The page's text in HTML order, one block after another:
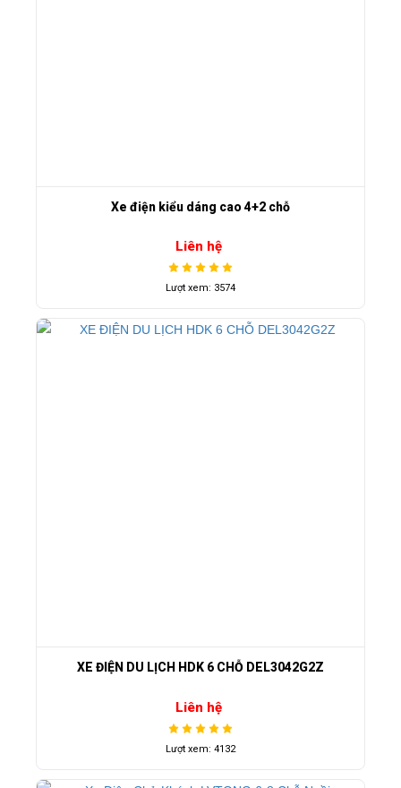
Xe điện kiểu dáng cao 4+2 chỗ
Liên hệ
Lượt xem: 3574
XE ĐIỆN DU LỊCH HDK 6 CHỖ DEL3042G2Z
Liên hệ
Lượt xem: 4132